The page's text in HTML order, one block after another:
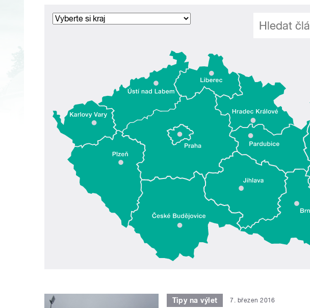
Tipy na výlet 7. březen 2016